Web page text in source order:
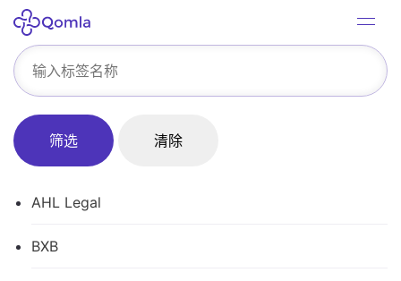
筛选 清除
AHL Legal
BXB